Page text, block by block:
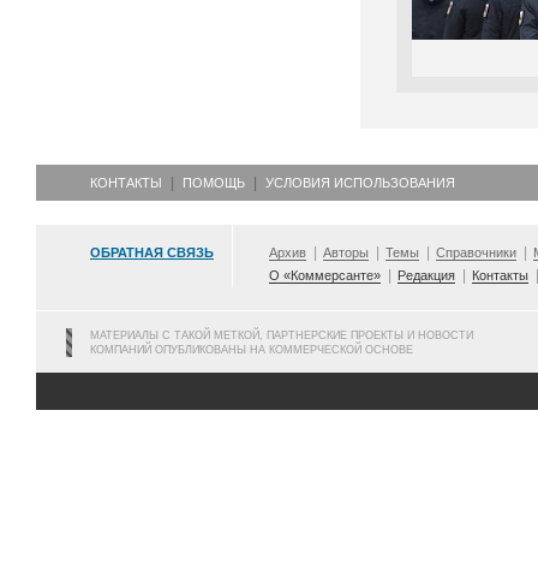
КОНТАКТЫ ПОМОЩЬ УСЛОВИЯ ИСПОЛЬЗОВАНИЯ
ОБРАТНАЯ СВЯЗЬ Архив Авторы Темы Справочники
О «Коммерсанте»
Редакция Контакты
МАТЕРИАЛЫ С ТАКОЙ МЕТКОЙ, ПАРТНЕРСКИЕ ПРОЕКТЫ И НОВОСТИ
КОМПАНИЙ ОПУБЛИКОВАНЫ НА КОММЕРЧЕСКОЙ ОСНОВЕ